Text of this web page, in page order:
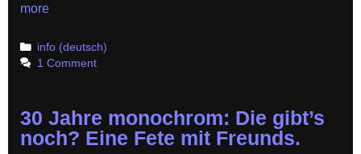
more
Categories
info (deutsch)
1 Comment
30 Jahre monochrom: Die gibt’s
noch? Eine Fete mit Freunds.